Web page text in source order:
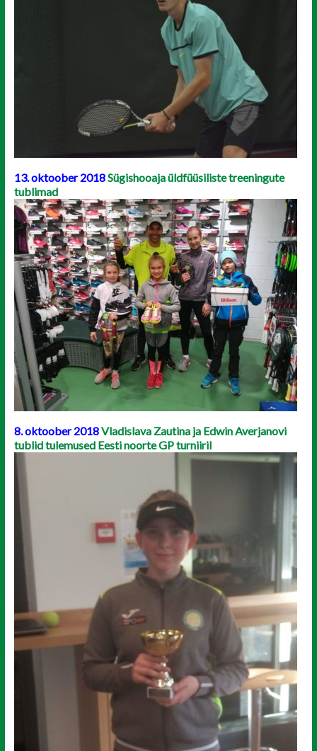
13. oktoober 2018Sügishooaja üldfüüsiliste treeningute
tublimad
8. oktoober 2018Vladislava Zautina ja Edwin Averjanovi
tublid tulemused Eesti noorte GP turniiril